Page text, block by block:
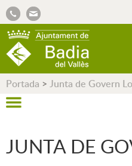
Portada > Junta de Govern
JUNTA DE